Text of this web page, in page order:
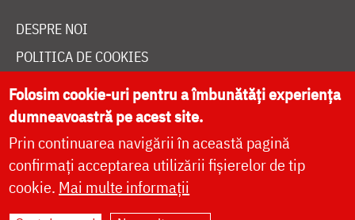
DESPRE NOI
POLITICA DE COOKIES
DONEAZĂ ONLINE PENTRU CATEDRALA NAȚIONALĂ
LIVE
Folosim cookie-uri pentru a îmbunătăți experiența
dumneavoastră pe acest site.
Prin continuarea navigării în această pagină
confirmați acceptarea utilizării fișierelor de tip
cookie. Mai multe informații